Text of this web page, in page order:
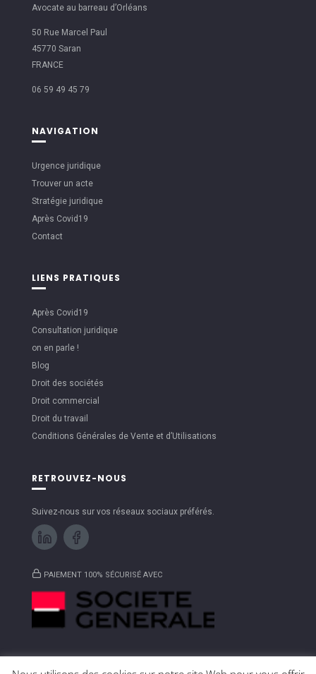
Avocate au barreau d’Orléans
50 Rue Marcel Paul
45770 Saran
FRANCE
06 59 49 45 79
NAVIGATION
Urgence juridique
Trouver un acte
Stratégie juridique
Après Covid19
Contact
LIENS PRATIQUES
Après Covid19
Consultation juridique
on en parle !
Blog
Droit des sociétés
Droit commercial
Droit du travail
Conditions Générales de Vente et d’Utilisations
RETROUVEZ-NOUS
Suivez-nous sur vos réseaux sociaux préférés.
PAIEMENT 100% SÉCURISÉ AVEC